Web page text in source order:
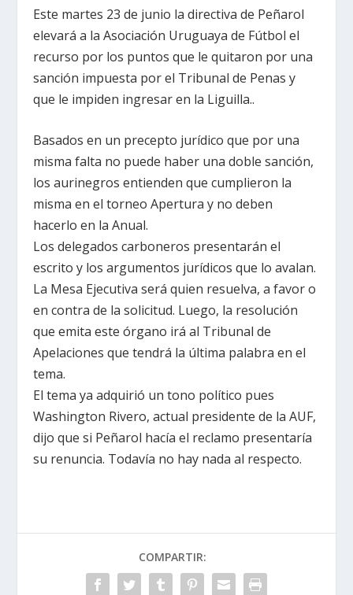
Este martes 23 de junio la directiva de Peñarol
elevará a la Asociación Uruguaya de Fútbol el
recurso por los puntos que le quitaron por una
sanción impuesta por el Tribunal de Penas y
que le impiden ingresar en la Liguilla..
Basados en un precepto jurídico que por una
misma falta no puede haber una doble sanción,
los aurinegros entienden que cumplieron la
misma en el torneo Apertura y no deben
hacerlo en la Anual.
Los delegados carboneros presentarán el
escrito y los argumentos jurídicos que lo avalan.
La Mesa Ejecutiva será quien resuelva, a favor o
en contra de la solicitud. Luego, la resolución
que emita este órgano irá al Tribunal de
Apelaciones que tendrá la última palabra en el
tema.
El tema ya adquirió un tono político pues
Washington Rivero, actual presidente de la AUF,
dijo que si Peñarol hacía el reclamo presentaría
su renuncia. Todavía no hay nada al respecto.
COMPARTIR: